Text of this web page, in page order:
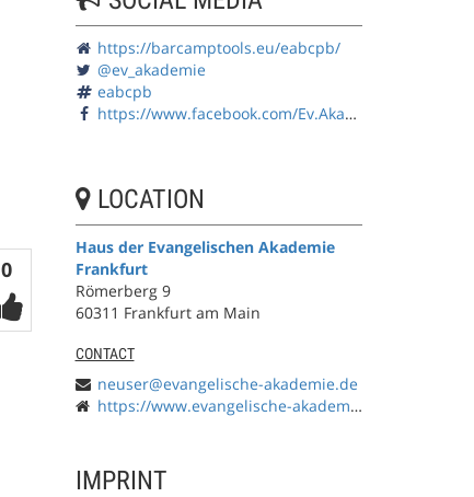
0Votes
https://barcamptools.eu/eabcpb/
@ev_akademie
eabcpb
https://www.facebook.com/Ev.Akademie/
LOCATION
Haus der Evangelischen Akademie
Frankfurt
Römerberg 9
60311 Frankfurt am Main
CONTACT
neuser@evangelische-akademie.de
https://www.evangelische-akademie.de
IMPRINT